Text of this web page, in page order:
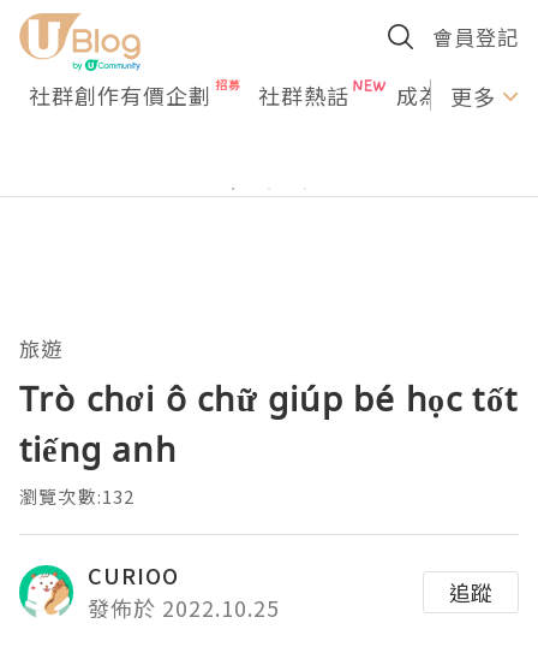
會員登記
社群創作有價企劃 社群熱話 成為U更多
旅遊
Trò chơi ô chữ giúp bé học tốt
tiếng anh
瀏覽次數:132
CURIOO
發佈於 2022.10.25
追蹤